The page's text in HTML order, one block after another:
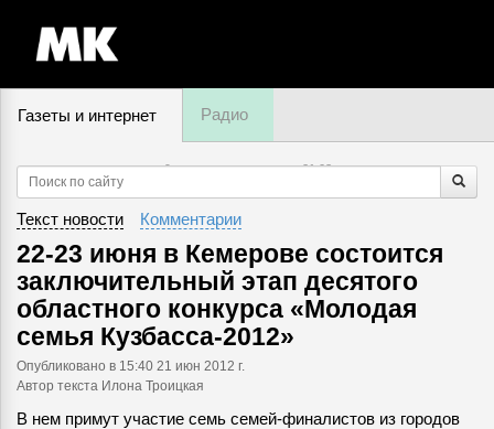
Газеты и интернет Радио
9 августа, воскресенье,21:03
Текст новости Комментарии
22-23 июня в Кемерове состоится
заключительный этап десятого
областного конкурса «Молодая
семья Кузбасса-2012»
Опубликовано в 15:40 21 июн 2012 г.
Автор текста Илона Троицкая
В нем примут участие семь семей-финалистов из городов